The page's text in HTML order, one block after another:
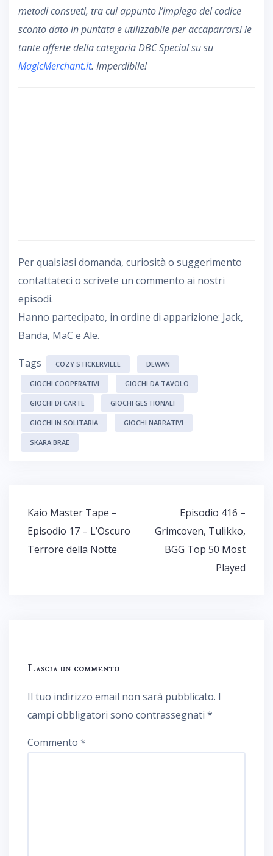
metodi consueti, tra cui appunto l’impiego del codice
sconto dato in puntata e utilizzabile per accaparrarsi le
tante offerte della categoria DBC Special su su
MagicMerchant.it. Imperdibile!
Per qualsiasi domanda, curiosità o suggerimento
contattateci o scrivete un commento ai nostri
episodi.
Hanno partecipato, in ordine di apparizione: Jack,
Banda, MaC e Ale.
Tags COZY STICKERVILLE DEWAN
GIOCHI COOPERATIVI GIOCHI DA TAVOLO
GIOCHI DI CARTE GIOCHI GESTIONALI
GIOCHI IN SOLITARIA GIOCHI NARRATIVI
SKARA BRAE
Navigazione
articoli
Kaio Master Tape –
Episodio 17 – L’Oscuro
Terrore della Notte
Episodio 416 –
Grimcoven, Tulikko,
BGG Top 50 Most
Played
Lascia un commento
Il tuo indirizzo email non sarà pubblicato. I
campi obbligatori sono contrassegnati *
Commento *